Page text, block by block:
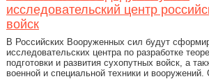
исследовательский центр
войск
В Российских Вооруженных сил будут
исследовательских центра по разработке
подготовки и развития сухопутных войск, а
военной и специальной техники и